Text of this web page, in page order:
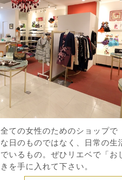
ての女性のためのショップで
日のものではなく、日常の生
いるもの。ぜひリエベで「お
を手に入れて下さい。